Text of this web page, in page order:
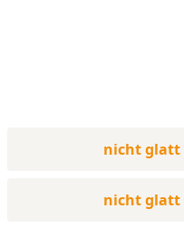
nicht glatt
nicht glatt